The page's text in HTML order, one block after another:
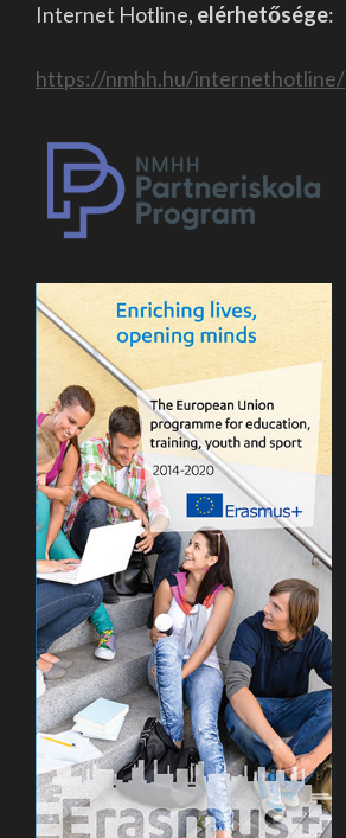
Internet Hotline, elérhetősége:
https://nmhh.hu/internethotline/